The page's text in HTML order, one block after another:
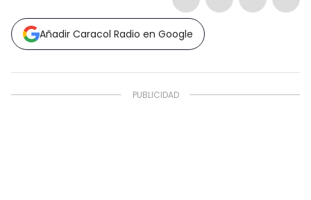
Añadir Caracol Radio en Google